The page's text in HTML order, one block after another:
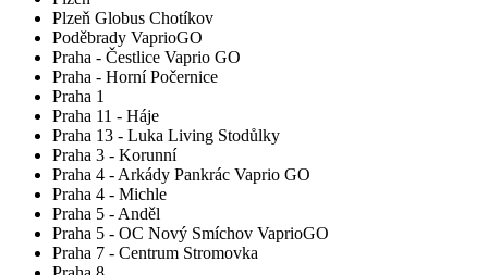
Plzeň Globus Chotíkov
Poděbrady VaprioGO
Praha - Čestlice Vaprio GO
Praha - Horní Počernice
Praha 1
Praha 11 - Háje
Praha 13 - Luka Living Stodůlky
Praha 3 - Korunní
Praha 4 - Arkády Pankrác Vaprio GO
Praha 4 - Michle
Praha 5 - Anděl
Praha 5 - OC Nový Smíchov VaprioGO
Praha 7 - Centrum Stromovka